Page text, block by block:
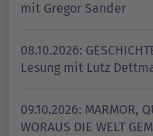
mit Gregor Sander
08.10.2026:
Lesung mit Lutz
09.10.2026: MARMOR,
WORAUS DIE WELT